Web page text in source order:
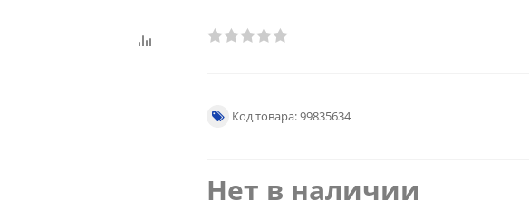
Код товара: 99835634
Нет в наличии